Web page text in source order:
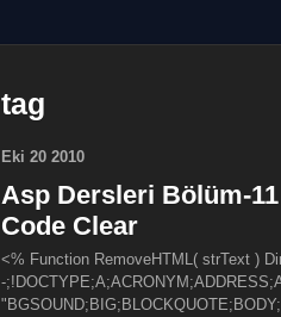
tag
Eki 20 2010
Asp Dersleri Bölüm-
Code Clear
<% Function RemoveHTML( strText )
-